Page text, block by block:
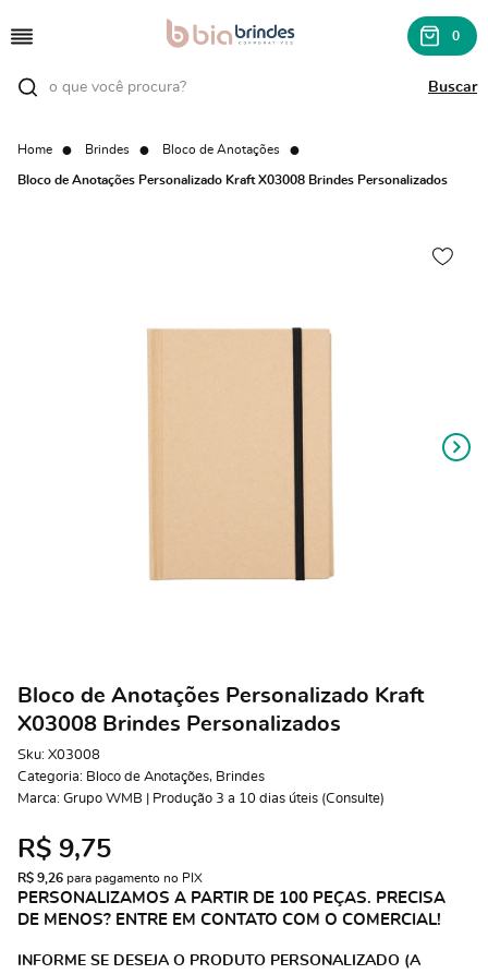
0
Home Brindes Bloco de Anotações
Bloco de Anotações Personalizado Kraft X03008 Brindes Personalizados
Bloco de Anotações Personalizado Kraft
X03008 Brindes Personalizados
Sku: X03008
Categoria: Bloco de Anotações, Brindes
Marca: Grupo WMB | Produção 3 a 10 dias úteis (Consulte)
R$ 9,75
R$ 9,26 para pagamento no PIX
PERSONALIZAMOS A PARTIR DE 100 PEÇAS. PRECISA
DE MENOS? ENTRE EM CONTATO COM O COMERCIAL!
INFORME SE DESEJA O PRODUTO PERSONALIZADO (A